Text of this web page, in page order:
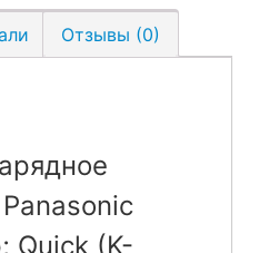
Отзывы (0)
Quick (K-